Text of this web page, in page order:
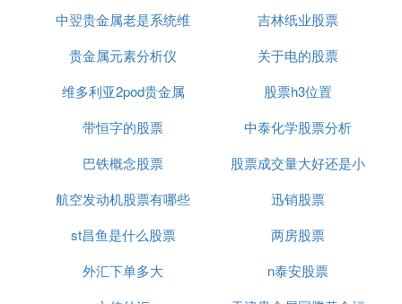
中翌贵金属老是系统维
护
吉林纸业股票
贵金属元素分析仪
关于电的股票
维多利亚2pod贵金属
股票h3位置
带恒字的股票
中泰化学股票分析
巴铁概念股票
股票成交量大好还是小
好
航空发动机股票有哪些
迅销股票
st昌鱼是什么股票
两房股票
外汇下单多大
n泰安股票